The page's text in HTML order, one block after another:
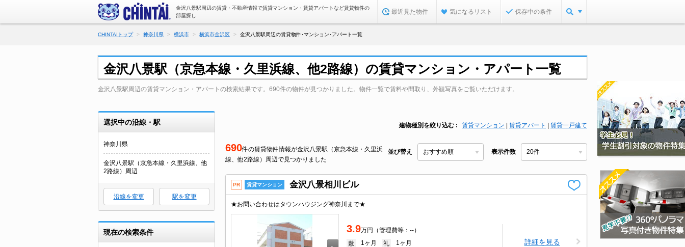
金沢八景駅周辺の賃貸・不動産情報で賃貸マンション・賃貸アパートなど賃貸物件の
部屋探し
最近見た物件 気になるリスト 保存中の条件
CHINTAIトップ 神奈川県 横浜市 横浜市金沢区 金沢八景駅周辺の賃貸物件･マンション･アパート一覧
金沢八景駅（京急本線・久里浜線、他2路線）の賃貸マンション・アパート一覧
金沢八景駅周辺の賃貸マンション・アパートの検索結果です。690件の物件が見つかりました。物件一覧で賃料や間取り、外観写真をご覧いただけます。
選択中の沿線・駅
神奈川県
金沢八景駅（京急本線・久里浜線、他
2路線）周辺
沿線を変更 駅を変更
現在の検索条件
建物種別を絞り込む 賃貸マンション 賃貸アパート 賃貸一戸建て
690件の賃貸物件情報が金沢八景駅（京急本線・久里浜
線、他2路線）周辺で見つかりました
並び替え 表示件数
PR 賃貸マンション 金沢八景相川ビル
★お問い合わせはタウンハウジング神奈川まで★
3.9万円（管理費等：--）
敷 1ヶ月 礼 1ヶ月 詳細を見る